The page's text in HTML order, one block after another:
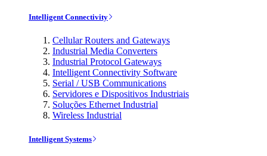
Intelligent Connectivity
Cellular Routers and Gateways
Industrial Media Converters
Industrial Protocol Gateways
Intelligent Connectivity Software
Serial / USB Communications
Servidores e Dispositivos Industriais
Soluções Ethernet Industrial
Wireless Industrial
Intelligent Systems